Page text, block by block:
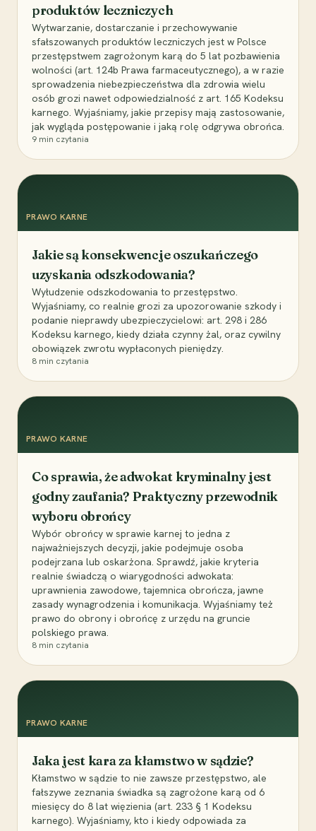
produktów leczniczych
Wytwarzanie, dostarczanie i przechowywanie
sfałszowanych produktów leczniczych jest w Polsce
przestępstwem zagrożonym karą do 5 lat pozbawienia
wolności (art. 124b Prawa farmaceutycznego), a w razie
sprowadzenia niebezpieczeństwa dla zdrowia wielu
osób grozi nawet odpowiedzialność z art. 165 Kodeksu
karnego. Wyjaśniamy, jakie przepisy mają zastosowanie,
jak wygląda postępowanie i jaką rolę odgrywa obrońca.
9 min czytania
PRAWO KARNE
Jakie są konsekwencje oszukańczego
uzyskania odszkodowania?
Wyłudzenie odszkodowania to przestępstwo.
Wyjaśniamy, co realnie grozi za upozorowanie szkody i
podanie nieprawdy ubezpieczycielowi: art. 298 i 286
Kodeksu karnego, kiedy działa czynny żal, oraz cywilny
obowiązek zwrotu wypłaconych pieniędzy.
8 min czytania
PRAWO KARNE
Co sprawia, że adwokat kryminalny jest
godny zaufania? Praktyczny przewodnik
wyboru obrońcy
Wybór obrońcy w sprawie karnej to jedna z
najważniejszych decyzji, jakie podejmuje osoba
podejrzana lub oskarżona. Sprawdź, jakie kryteria
realnie świadczą o wiarygodności adwokata:
uprawnienia zawodowe, tajemnica obrończa, jawne
zasady wynagrodzenia i komunikacja. Wyjaśniamy też
prawo do obrony i obrońcę z urzędu na gruncie
polskiego prawa.
8 min czytania
PRAWO KARNE
Jaka jest kara za kłamstwo w sądzie?
Kłamstwo w sądzie to nie zawsze przestępstwo, ale
fałszywe zeznania świadka są zagrożone karą od 6
miesięcy do 8 lat więzienia (art. 233 § 1 Kodeksu
karnego). Wyjaśniamy, kto i kiedy odpowiada za